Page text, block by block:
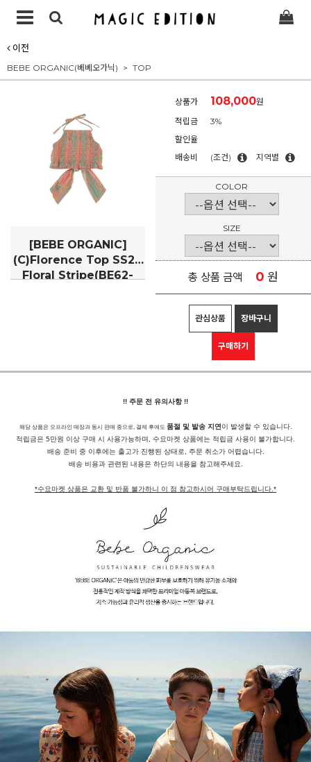
이전
BEBE ORGANIC(베베오가닉) TOP
[BEBE ORGANIC]
(C)Florence Top SS26
Floral Stripe(BE62-
상품가 108,000원
적립금
3%
할인율
배송비
(조건) 지역별
COLOR
SIZE
총 상품 금액 0 원
관심상품 장바구니
구매하기
!! 주문 전 유의사항 !!
해당 상품은 오프라인 매장과 동시 판매 중으로, 결제 후에도 품절 및 발송 지연 이 발생할 수 있습니다.
적립금은 5만원 이상 구매 시 사용가능하며, 수요마켓 상품에는 적립금 사용이 불가합니다.
배송 준비 중 이후에는 출고가 진행된 상태로, 주문 취소가 어렵습니다.
배송 비용과 관련된 내용은 하단의 내용을 참고해주세요.
*수요마켓 상품은 교환 및 반품 불가하니 이 점 참고하시어 구매부탁드립니다.*